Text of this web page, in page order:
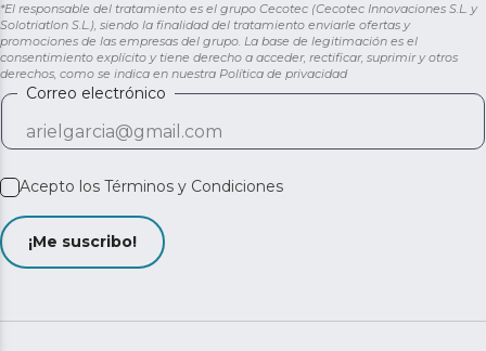
*El responsable del tratamiento es el grupo Cecotec (Cecotec Innovaciones S.L. y
Solotriatlon S.L.), siendo la finalidad del tratamiento enviarle ofertas y
promociones de las empresas del grupo. La base de legitimación es el
consentimiento explícito y tiene derecho a acceder, rectificar, suprimir y otros
derechos, como se indica en nuestra Política de privacidad
Correo electrónico
Acepto los Términos y Condiciones
¡Me suscribo!